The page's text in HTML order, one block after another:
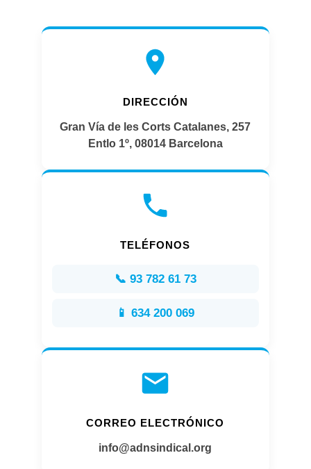
DIRECCIÓN
Gran Vía de les Corts Catalanes, 257
Entlo 1º, 08014 Barcelona
TELÉFONOS
📞 93 782 61 73
📱 634 200 069
CORREO ELECTRÓNICO
info@adnsindical.org